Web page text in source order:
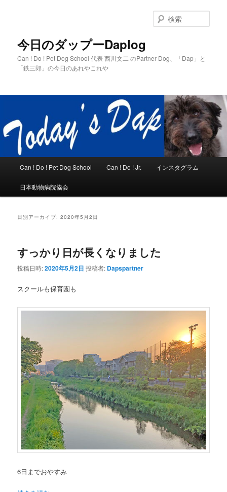
今日のダップーDaplog
Can ! Do ! Pet Dog School 代表 西川文二 のPartner Dog、「Dap」と
「鉄三郎」の今日のあれやこれや
索
メ
Can ! Do ! Pet Dog School Can ! Do ! Jr. インスタグラム
日本動物病院協会
日別アーカイブ:2020年5月2日
すっかり日が長くなりました
投稿日時:2020年5月2日 投稿者: Dapspartner
スクールも保育園も
6日までおやすみ